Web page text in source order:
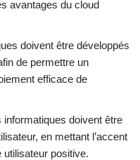
avantages du cloud
doivent être développés
de permettre un
efficace de
informatiques doivent être
en mettant l’accent
utilisateur positive.